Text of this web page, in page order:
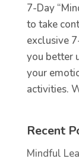
7-Day
to take
exclusive
you better
your
activities.
Recent
Mindful